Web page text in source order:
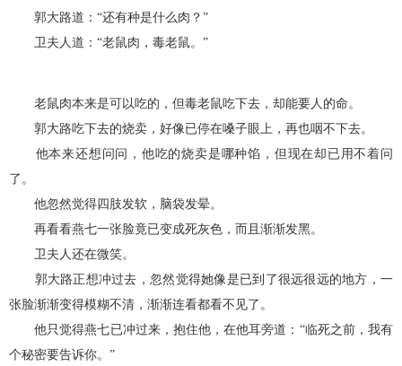
郭大路道：“还有种是什么肉？”
卫夫人道：“老鼠肉，毒老鼠。”
老鼠肉本来是可以吃的，但毒老鼠吃下去，却能要人的命。
郭大路吃下去的烧卖，好像已停在嗓子眼上，再也咽不下去。
他本来还想问问，他吃的烧卖是哪种馅，但现在却已用不着问
了。
他忽然觉得四肢发软，脑袋发晕。
再看看燕七一张脸竟已变成死灰色，而且渐渐发黑。
卫夫人还在微笑。
郭大路正想冲过去，忽然觉得她像是已到了很远很远的地方，一
张脸渐渐变得模糊不清，渐渐连看都看不见了。
他只觉得燕七已冲过来，抱住他，在他耳旁道：“临死之前，我有
个秘密要告诉你。”